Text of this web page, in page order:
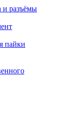
и разъёмы
пайки